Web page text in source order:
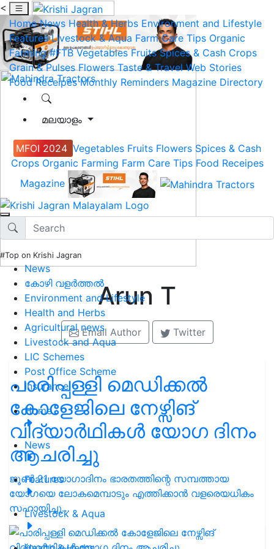
<
Home News Health & Herbs Environment and Lifestyle
Features Livestock & Aqua Farm Care Tips Organic
Farming #FTB Vegetables Fruits Spices & Cash Crops
Grain & Pulses Flowers Taste & Travel Web Stories
Food Receipes Monthly Reminders Magazine Directory
മലയാളം
MFOI 2024 Vegetables Fruits Flowers Spices & Cash
Crops Organic Farming Farm Care Tips Food Receipes
Magazine
#Top on Krishi Jagran
News
കോഴി വളർത്തൽ
Environment and Lifestyle
Health and Herbs
Agricultural news
Livestock and Aqua
LIC Schemes
Post Office Scheme
Insurance
Home
News
Features
Livestock & Aqua
Arun T
Email Author Twitter
പാരിപ്പള്ളി മെഡിക്കൽ
കോളേജിലെ നേഴ്സിങ്
വിദ്യാർഥികൾ യോഗ ദിനം
ആചരിച്ചു
ജൂൺ 21 യോഗാദിനം ഭാരതത്തിന്റെ സമ്പത്തായ
യോഗയെ ലോകമെമ്പാടും എത്തിക്കാൻ വളരെയധികം
സഹായിച്ചു…